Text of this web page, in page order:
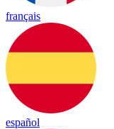
français
español